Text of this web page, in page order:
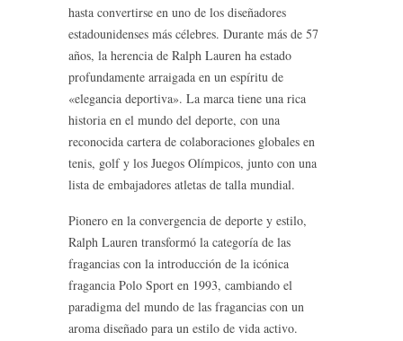
hasta convertirse en uno de los diseñadores
estadounidenses más célebres. Durante más de 57
años, la herencia de Ralph Lauren ha estado
profundamente arraigada en un espíritu de
«elegancia deportiva». La marca tiene una rica
historia en el mundo del deporte, con una
reconocida cartera de colaboraciones globales en
tenis, golf y los Juegos Olímpicos, junto con una
lista de embajadores atletas de talla mundial.
Pionero en la convergencia de deporte y estilo,
Ralph Lauren transformó la categoría de las
fragancias con la introducción de la icónica
fragancia Polo Sport en 1993, cambiando el
paradigma del mundo de las fragancias con un
aroma diseñado para un estilo de vida activo.